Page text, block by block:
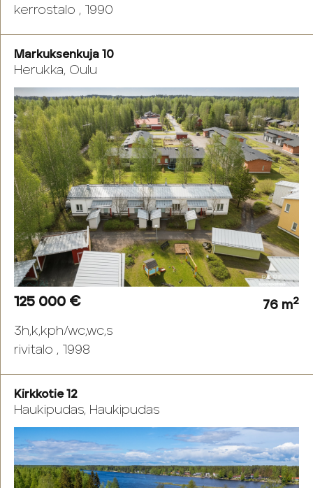
kerrostalo , 1990
Markuksenkuja 10
Herukka, Oulu
125 000 € 76 m2
3h,k,kph/wc,wc,s
rivitalo , 1998
Kirkkotie 12
Haukipudas, Haukipudas